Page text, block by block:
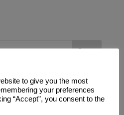
igloo della Lapponia
boreale?
to give you the most
your preferences
“Accept”, you consent to the